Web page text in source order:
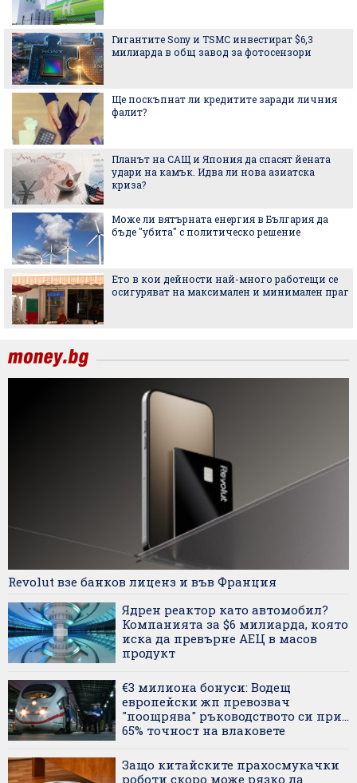
Гигантите Sony и TSMC инвестират $6,3
милиарда в общ завод за фотосензори
Ще поскъпнат ли кредитите заради личния
фалит?
Планът на САЩ и Япония да спасят йената
удари на камък. Идва ли нова азиатска
криза?
Може ли вятърната енергия в България да
бъде "убита" с политическо решение
Ето в кои дейности най-много работещи се
осигуряват на максимален и минимален праг
Revolut взе банков лиценз и във Франция
Ядрен реактор като автомобил?
Компанията за $6 милиарда, която
иска да превърне АЕЦ в масов
продукт
€3 милиона бонуси: Водещ
европейски жп превозвач
"поощрява" ръководството си при...
65% точност на влаковете
Защо китайските прахосмукачки
роботи скоро може рязко да